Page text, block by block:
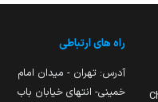
راه های ارتباطی
آدرس: تهران - میدان امام
خمینی- انتهای خیابان باب